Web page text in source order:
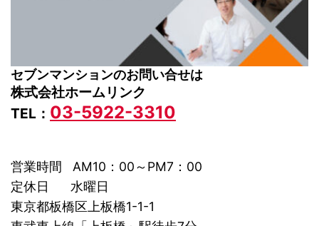
セブンマンションのお問い合せは
株式会社ホームリンク
TEL： 03-5922-3310
営業時間 AM10：00～PM7：00
定休日 水曜日
東京都板橋区上板橋1-1-1